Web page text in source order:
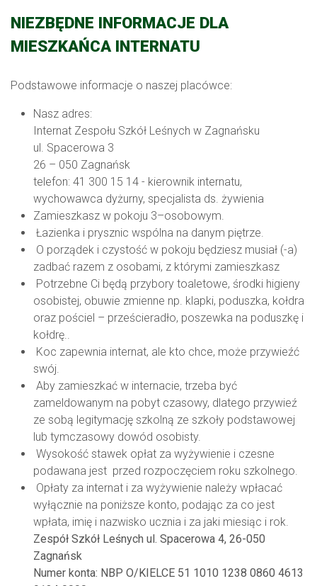
NIEZBĘDNE INFORMACJE DLA
MIESZKAŃCA INTERNATU
Podstawowe informacje o naszej placówce:
Nasz adres:
Internat Zespołu Szkół Leśnych w Zagnańsku
ul. Spacerowa 3
26 – 050 Zagnańsk
telefon: 41 300 15 14 - kierownik internatu,
wychowawca dyżurny, specjalista ds. żywienia
Zamieszkasz w pokoju 3–osobowym.
Łazienka i prysznic wspólna na danym piętrze.
O porządek i czystość w pokoju będziesz musiał (-a)
zadbać razem z osobami, z którymi zamieszkasz
Potrzebne Ci będą przybory toaletowe, środki higieny
osobistej, obuwie zmienne np. klapki, poduszka, kołdra
oraz pościel – prześcieradło, poszewka na poduszkę i
kołdrę..
Koc zapewnia internat, ale kto chce, może przywieźć
swój.
Aby zamieszkać w internacie, trzeba być
zameldowanym na pobyt czasowy, dlatego przywieź
ze sobą legitymację szkolną ze szkoły podstawowej
lub tymczasowy dowód osobisty.
Wysokość stawek opłat za wyżywienie i czesne
podawana jest przed rozpoczęciem roku szkolnego.
Opłaty za internat i za wyżywienie należy wpłacać
wyłącznie na poniższe konto, podając za co jest
wpłata, imię i nazwisko ucznia i za jaki miesiąc i rok.
Zespół Szkół Leśnych ul. Spacerowa 4, 26-050
Zagnańsk
Numer konta: NBP O/KIELCE 51 1010 1238 0860 4613